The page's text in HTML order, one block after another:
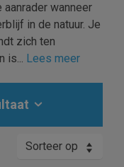
wanneer
in de natuur. Je
zich ten
is... Lees meer
Sorteer op